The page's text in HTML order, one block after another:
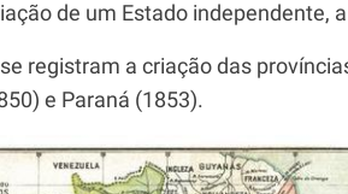
de um Estado independente,
registram a criação das
e Paraná (1853).